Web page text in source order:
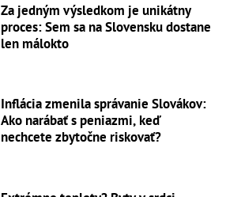
Za jedným výsledkom je unikátny
proces: Sem sa na Slovensku dostane
len málokto
Inflácia zmenila správanie Slovákov:
Ako narábať s peniazmi, keď
nechcete zbytočne riskovať?